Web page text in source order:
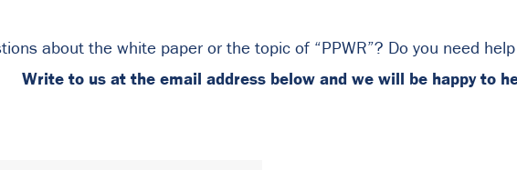
about the white paper or the topic of “PPWR”? Do you need
Write to us at the email address below and we will be happy to